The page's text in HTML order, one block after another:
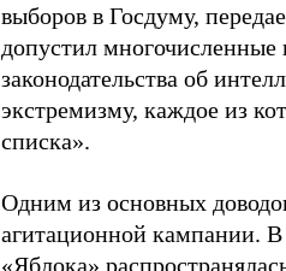
выборов в Госдуму,
допустил многочисленные
законодательства об
экстремизму, каждое из
списка».
Одним из основных
агитационной кампании. В
«Яблока»